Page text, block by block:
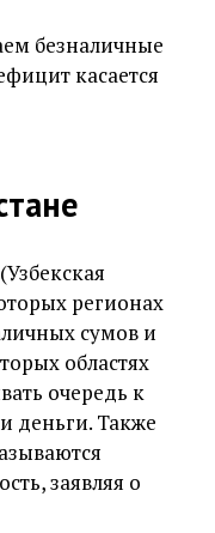
безналичные
касается
регионах
сумов и
областях
очередь к
деньги. Также
заявляя о